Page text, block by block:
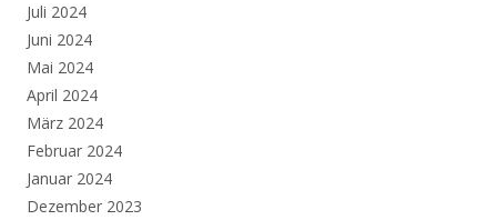
Juli 2024
Juni 2024
Mai 2024
April 2024
März 2024
Februar 2024
Januar 2024
Dezember 2023